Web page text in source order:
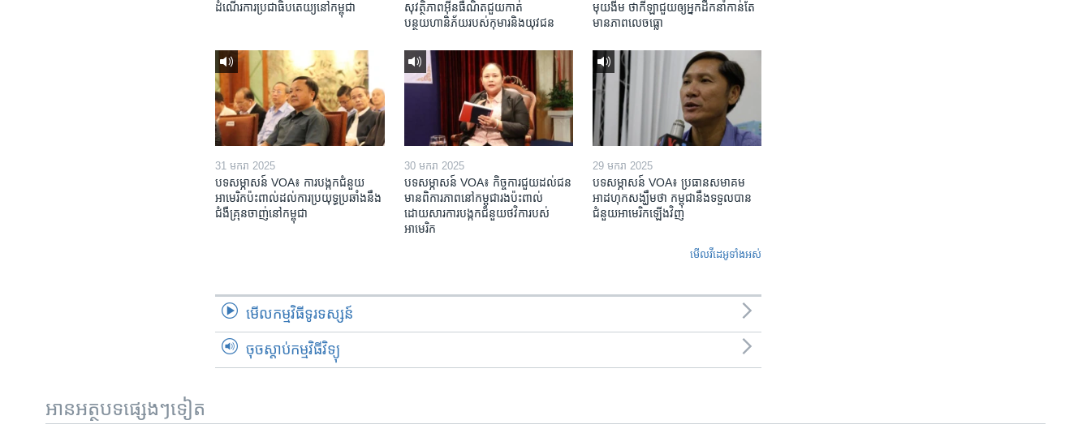
ដំណើរការប្រជាធិបតេយ្យនៅកម្ពុជា
សុវត្ថិភាពអ៊ីនធឺណិតជួយកាត់
បន្ថយហានិភ័យរបស់កុមារនិងយុវជន
មុយងីម ថា​កីឡា​ជួយឲ្យ​អ្នកដឹកនាំ​កាន់តែ​
មាន​ភាព​លេចធ្លោ
31 មករា 2025
បទសម្ភាសន៍ VOA៖ ការបង្កក​ជំនួយ​
អាមេរិក​ប៉ះពាល់ដល់​ការប្រយុទ្ធ​ប្រឆាំង​នឹង​
ជំងឺ​គ្រុនចាញ់​នៅ​កម្ពុជា
30 មករា 2025
បទសម្ភាសន៍ VOA៖ កិច្ចការ​ជួយ​ដល់​ជន​
មាន​ពិការភាព​នៅកម្ពុជា​រង​ប៉ះពាល់​
ដោយសារ​ការ​បង្កក​ជំនួយ​ថវិកា​របស់​
អាមេរិក
29 មករា 2025
បទសម្ភាសន៍ VOA៖ ប្រធាន​សមាគម​
អាដហុក​សង្ឃឹម​ថា កម្ពុជា​នឹង​ទទួល​បាន​
ជំនួយ​អាមេរិក​ឡើងវិញ
មើល​វីដេអូ​ទាំង​អស់
មើល​កម្មវិធី​ទូរទស្សន៍
ចុចស្តាប់កម្មវិធីវិទ្យុ
អានអត្ថបទផ្សេងៗទៀត